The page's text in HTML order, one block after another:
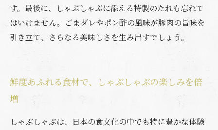
す。最後に、しゃぶしゃぶに添える特製のたれも忘れて
はいけません。ごまダレやポン酢の風味が豚肉の旨味を
引き立て、さらなる美味しさを生み出すでしょう。
鮮度あふれる食材で、しゃぶしゃぶの楽しみを倍
増
しゃぶしゃぶは、日本の食文化の中でも特に豊かな体験